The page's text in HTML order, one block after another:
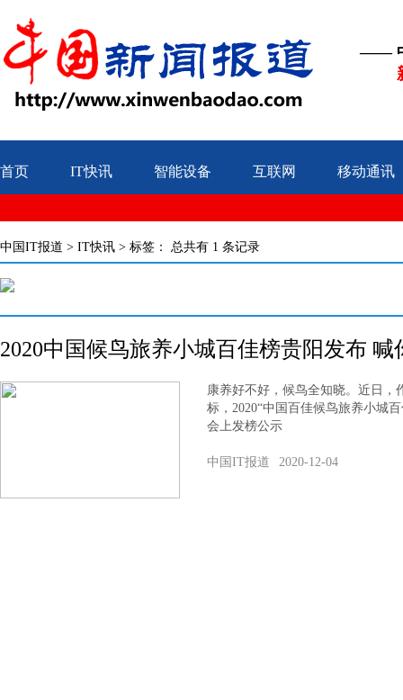
——
首页 IT快讯 智能设备 互联网 移动通讯
中国IT报道 > IT快讯 > 标签： 总共有 1 条记录
2020中国候鸟旅养小城百佳榜贵阳发布
康养好不好，候鸟全知晓。近日，
标，2020“中国百佳候鸟旅养小城
会上发榜公示
中国IT报道 2020-12-04